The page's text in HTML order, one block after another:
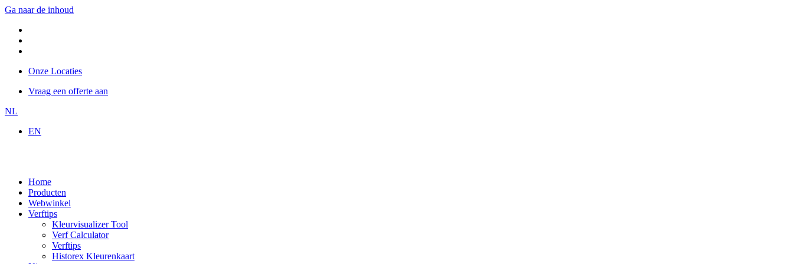
Ga naar de inhoud
Onze Locaties
Vraag een offerte aan
NL
EN
Home
Producten
Webwinkel
Verftips
Kleurvisualizer Tool
Verf Calculator
Verftips
Historex Kleurenkaart